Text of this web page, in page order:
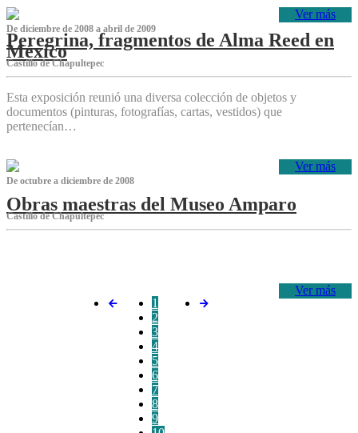
Ver más
De diciembre de 2008 a abril de 2009
Peregrina, fragmentos de Alma Reed en
México
Castillo de Chapultepec
Esta exposición reunió una diversa colección de objetos y
documentos (pinturas, fotografías, cartas, vestidos) que
pertenecían…
Ver más
De octubre a diciembre de 2008
Obras maestras del Museo Amparo
Castillo de Chapultepec
Ver más
1
2
3
4
5
6
7
8
9